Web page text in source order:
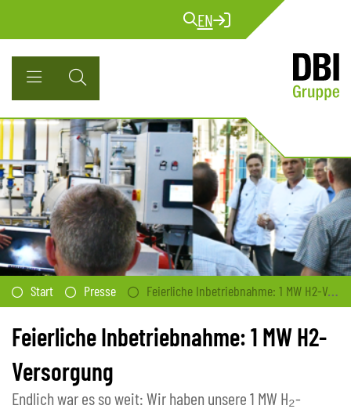
EN
Start Presse Feierliche Inbetriebnahme: 1 MW H2-Versorgung
Feierliche Inbetriebnahme: 1 MW H2-
Versorgung
Endlich war es so weit: Wir haben unsere 1 MW H₂-